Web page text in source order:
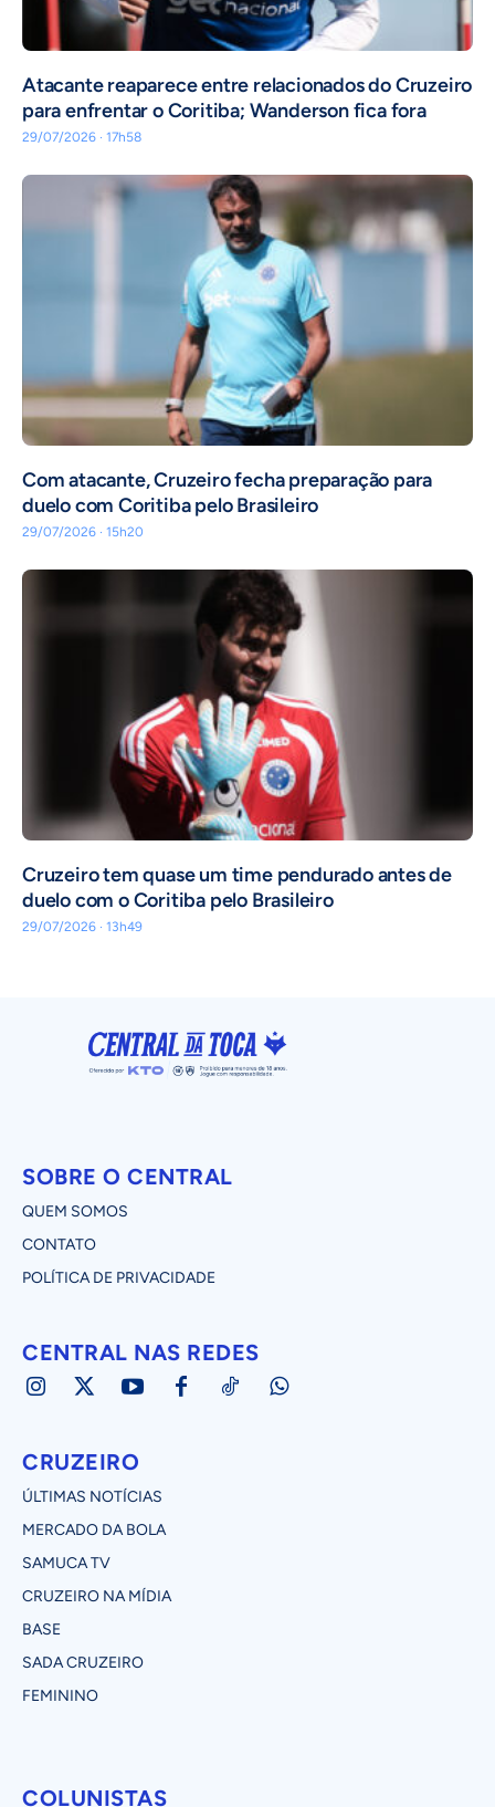
Atacante reaparece entre relacionados do Cruzeiro
para enfrentar o Coritiba; Wanderson fica fora
29/07/2026 · 17h58
Com atacante, Cruzeiro fecha preparação para
duelo com Coritiba pelo Brasileiro
29/07/2026 · 15h20
Cruzeiro tem quase um time pendurado antes de
duelo com o Coritiba pelo Brasileiro
29/07/2026 · 13h49
SOBRE O CENTRAL
QUEM SOMOS
CONTATO
POLÍTICA DE PRIVACIDADE
CENTRAL NAS REDES
CRUZEIRO
ÚLTIMAS NOTÍCIAS
MERCADO DA BOLA
SAMUCA TV
CRUZEIRO NA MÍDIA
BASE
SADA CRUZEIRO
FEMININO
COLUNISTAS